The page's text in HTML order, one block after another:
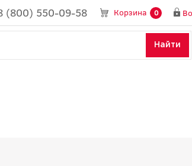
(800) 550-09-58 Корзина 0
Найти